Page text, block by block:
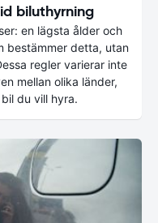
biluthyrning
en lägsta ålder och
bestämmer detta, utan
regler varierar inte
mellan olika länder,
du vill hyra.